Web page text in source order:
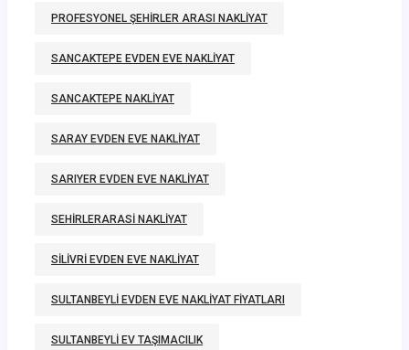
PROFESYONEL ŞEHIRLER ARASI NAKLIYAT
SANCAKTEPE EVDEN EVE NAKLIYAT
SANCAKTEPE NAKLIYAT
SARAY EVDEN EVE NAKLIYAT
SARIYER EVDEN EVE NAKLIYAT
SEHIRLERARASI NAKLIYAT
SILIVRI EVDEN EVE NAKLIYAT
SULTANBEYLI EVDEN EVE NAKLIYAT FIYATLARI
SULTANBEYLI EV TAŞIMACILIK